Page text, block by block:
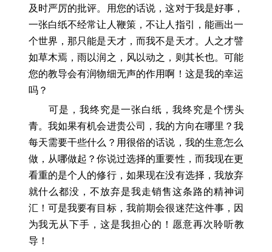
及时严厉的批评。用您的话说，这对于我是好事，
一张白纸不经常让人鞭策，不让人指引，能画出一
个世界，那只能是天才，而我不是天才。人之才譬
如草木焉，雨以润之，风以动之，则其长也。可能
您的教导会有润物细无声的作用啊！这是我的幸运
吗？
可是，我终究是一张白纸，我终究是个愣头
青。我如果有机会进贵公司，我的方向在哪里？我
每天需要干些什么？用很俗的话说，我的生意怎么
做，从哪做起？你说过选择的重要性，而我现在更
看重的是个人的修行，如果现在没有选择，我放弃
就什么都没，不放弃是我走销售这条路的精神词
汇！可是我要有目标，我前期会很迷茫这件事，因
为我无从下手，这是我担心的！愿意再次聆听教
导！